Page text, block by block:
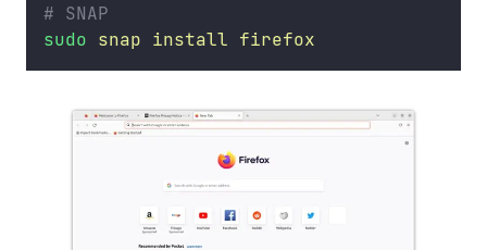
# SNAP
sudo snap install firefox